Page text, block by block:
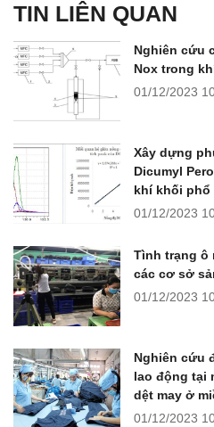
TIN LIÊN QUAN
Nghiên cứu
Nox trong
01/12/2023
Xây dựng
Dicumyl
khí khối phổ
01/12/2023
Tình trạng ô
các cơ sở
01/12/2023
Nghiên cứu
lao động tại
dệt may ở
01/12/2023